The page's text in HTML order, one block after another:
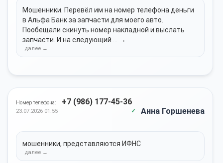
Мошенники. Перевёл им на номер телефона деньги
в Альфа Банк за запчасти для моего авто.
Пообещали скинуть номер накладной и выслать
запчасти. И на следующий ... →
Номер телефона: +7 (986) 177-45-36
23.07.2026 01:55 Анна Горшенева
мошенники, представляются ИФНС